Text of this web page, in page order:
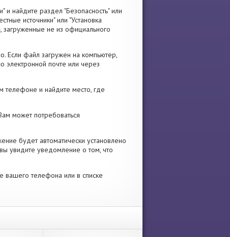
и найдите раздел "Безопасность" или
источники" или "Установка
загруженные не из официального
Если файл загружен на компьютер,
электронной почте или через
и найдите место, где
может потребоваться
будет автоматически установлено
увидите уведомление о том, что
вашего телефона или в списке